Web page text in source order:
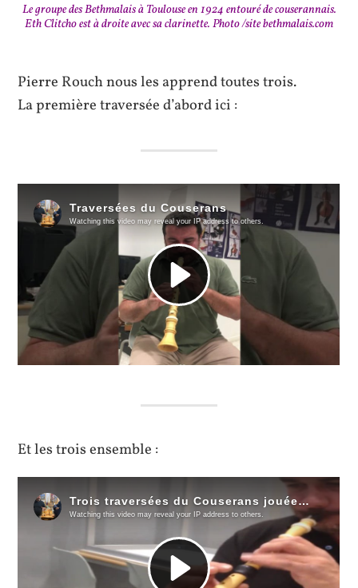
Le groupe des Bethmalais à Toulouse en 1924 entouré de couserannais.
Eth Clitcho est à droite avec sa clarinette. Photo /site bethmalais.com
Pierre Rouch nous les apprend toutes trois.
La première traversée d’abord ici :
Et les trois ensemble :